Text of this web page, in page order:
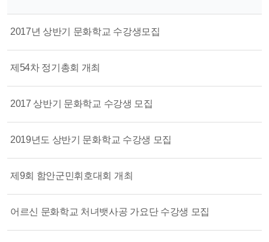
2017년 상반기 문화학교 수강생모집
제54차 정기총회 개최
2017 상반기 문화학교 수강생 모집
2019년도 상반기 문화학교 수강생 모집
제9회 함안군민휘호대회 개최
어르신 문화학교 처녀뱃사공 가요단 수강생 모집